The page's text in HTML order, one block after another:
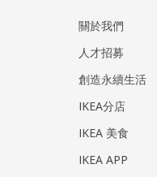
關於我們
人才招募
創造永續生活
IKEA分店
IKEA 美食
IKEA APP